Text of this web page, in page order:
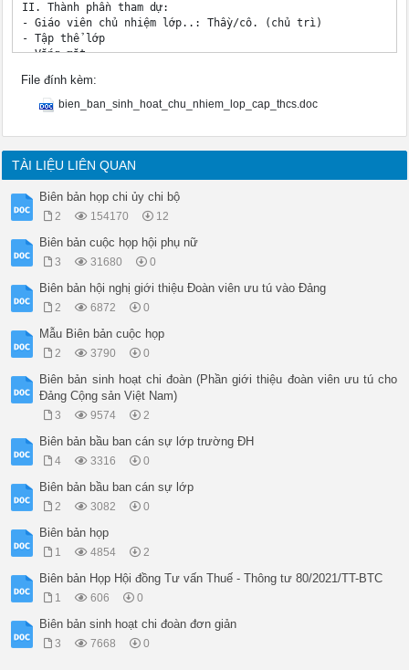
II. Thành phần tham dự:
- Giáo viên chủ nhiệm lớp..: Thầy/cô. (chủ trì)
- Tập thể lớp
- Vắng mặt:
1. Các tổ nhận xét hoạt động của tổ mình phụ trách:
- Tổ 1:
- Tổ 2:
3. Các lớp phó nhận xét tình hình học tập của các tổ, cá
.
....
4. Lớp trưởng nhận xét chung tình hình hoạt động của lớp
5. Giáo viên chủ nhiệm nhận xét các hoạt động trong tuần:
- Xử lí vi phạm:
+ Hoạt động khác:
Biên bản kết thúc vào lúc cùng ngày.
Thư kí
File đính kèm:
bien_ban_sinh_hoat_chu_nhiem_lop_cap_thcs.doc
TÀI LIỆU LIÊN QUAN
Biên bản họp chi ủy chi bộ
2 154170 12
Biên bản cuộc họp hội phụ nữ
3 31680 0
Biên bản hội nghị giới thiệu Đoàn viên ưu tú vào Đảng
2 6872 0
Mẫu Biên bản cuộc họp
2 3790 0
Biên bản sinh hoạt chi đoàn (Phần giới thiệu đoàn viên ưu tú cho
Đảng Cộng sản Việt Nam)
3 9574 2
Biên bản bầu ban cán sự lớp trường ĐH
4 3316 0
Biên bản bầu ban cán sự lớp
2 3082 0
Biên bản họp
1 4854 2
Biên bản Họp Hội đồng Tư vấn Thuế - Thông tư 80/2021/TT-BTC
1 606 0
Biên bản sinh hoạt chi đoàn đơn giản
3 7668 0